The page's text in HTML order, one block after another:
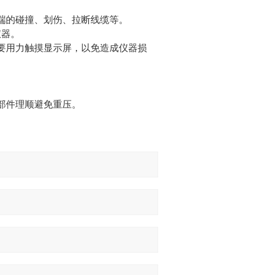
碰撞、划伤、拉断线缆等。
。
用力触摸显示屏，以免造成仪器损
理顺避免重压。